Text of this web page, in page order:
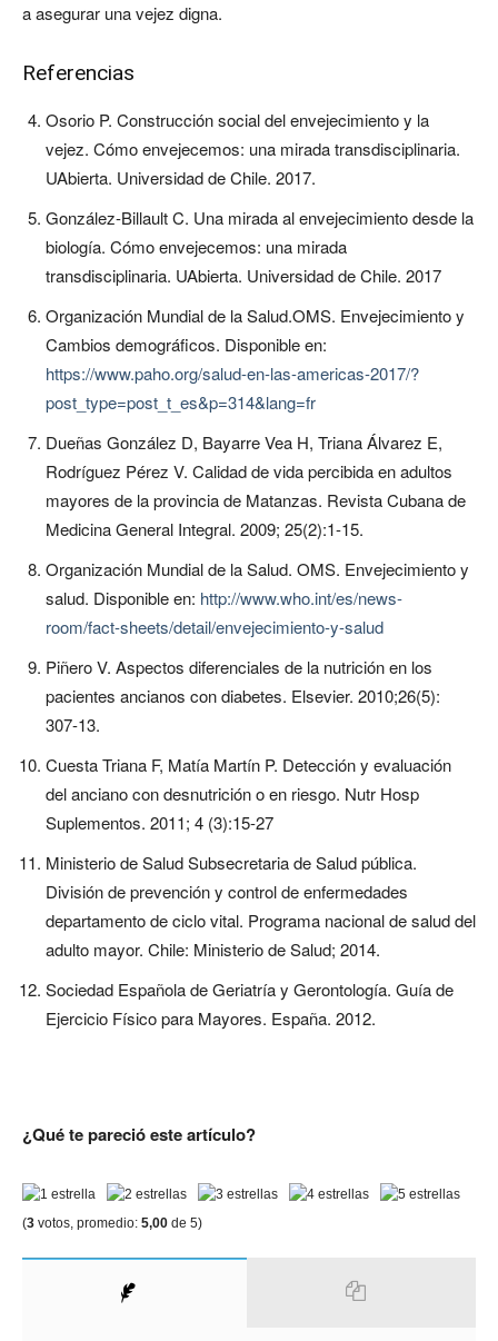
a asegurar una vejez digna.
Referencias
Osorio P. Construcción social del envejecimiento y la
vejez. Cómo envejecemos: una mirada transdisciplinaria.
UAbierta. Universidad de Chile. 2017.
González-Billault C. Una mirada al envejecimiento desde la
biología. Cómo envejecemos: una mirada
transdisciplinaria. UAbierta. Universidad de Chile. 2017
Organización Mundial de la Salud.OMS. Envejecimiento y
Cambios demográficos. Disponible en:
https://www.paho.org/salud-en-las-americas-2017/?
post_type=post_t_es&p=314&lang=fr
Dueñas González D, Bayarre Vea H, Triana Álvarez E,
Rodríguez Pérez V. Calidad de vida percibida en adultos
mayores de la provincia de Matanzas. Revista Cubana de
Medicina General Integral. 2009; 25(2):1-15.
Organización Mundial de la Salud. OMS. Envejecimiento y
salud. Disponible en: http://www.who.int/es/news-
room/fact-sheets/detail/envejecimiento-y-salud
Piñero V. Aspectos diferenciales de la nutrición en los
pacientes ancianos con diabetes. Elsevier. 2010;26(5):
307-13.
Cuesta Triana F, Matía Martín P. Detección y evaluación
del anciano con desnutrición o en riesgo. Nutr Hosp
Suplementos. 2011; 4 (3):15-27
Ministerio de Salud Subsecretaria de Salud pública.
División de prevención y control de enfermedades
departamento de ciclo vital. Programa nacional de salud del
adulto mayor. Chile: Ministerio de Salud; 2014.
Sociedad Española de Geriatría y Gerontología. Guía de
Ejercicio Físico para Mayores. España. 2012.
¿Qué te pareció este artículo?
(3 votos, promedio: 5,00 de 5)